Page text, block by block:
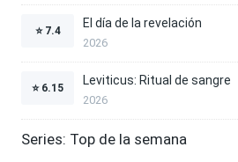
⭐ 7.4
El día de la revelación
2026
⭐ 6.15
Leviticus: Ritual de sangre
2026
Series: Top de la semana